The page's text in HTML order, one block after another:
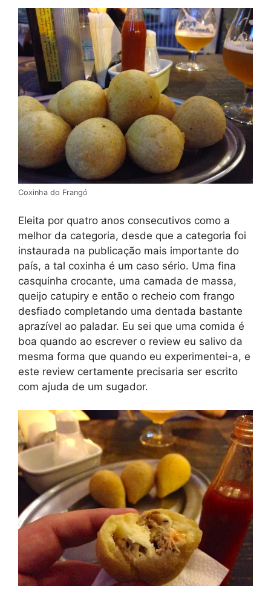
Coxinha do Frangó
Eleita por quatro anos consecutivos como a
melhor da categoria, desde que a categoria foi
instaurada na publicação mais importante do
país, a tal coxinha é um caso sério. Uma fina
casquinha crocante, uma camada de massa,
queijo catupiry e então o recheio com frango
desfiado completando uma dentada bastante
aprazível ao paladar. Eu sei que uma comida é
boa quando ao escrever o review eu salivo da
mesma forma que quando eu experimentei-a, e
este review certamente precisaria ser escrito
com ajuda de um sugador.